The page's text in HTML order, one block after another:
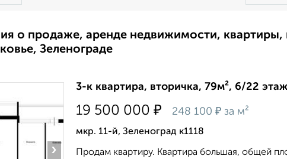
о продаже, аренде недвижимости,
Зеленограде
›
3-к квартира, вторичка, 79м², 6/22 этаж
19 500 000 ₽ 248 100 ₽ за м²
мкр. 11-й, Зеленоград к1118
Продам квартиру. Квартира большая, общей